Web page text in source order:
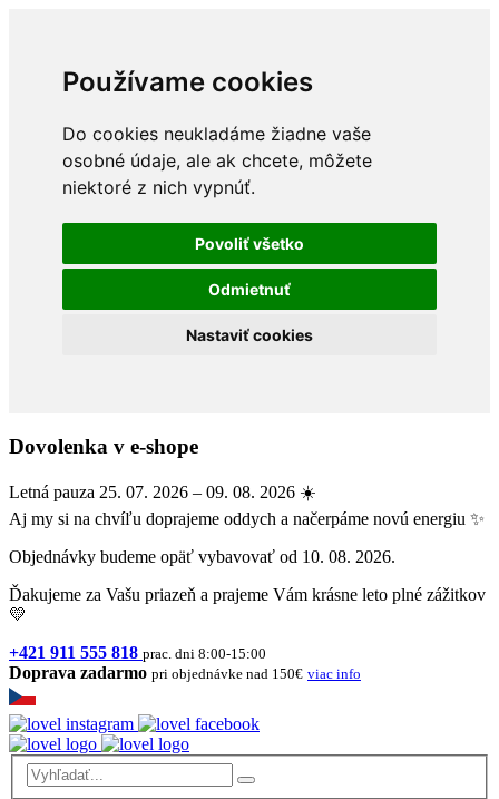
Používame cookies
Do cookies neukladáme žiadne vaše
osobné údaje, ale ak chcete, môžete
niektoré z nich vypnúť.
Povoliť všetko
Odmietnuť
Nastaviť cookies
Dovolenka v e-shope
Letná pauza 25. 07. 2026 – 09. 08. 2026 ☀️
Aj my si na chvíľu doprajeme oddych a načerpáme novú energiu ✨
Objednávky budeme opäť vybavovať od 10. 08. 2026.
Ďakujeme za Vašu priazeň a prajeme Vám krásne leto plné zážitkov
💛
+421 911 555 818 prac. dni 8:00-15:00
Doprava zadarmo pri objednávke nad 150€ viac info